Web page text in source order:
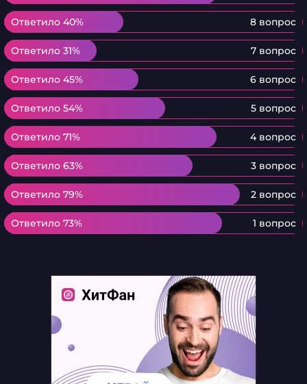
Ответило 40% 8 вопрос
Ответило 40%
Ответило 31% 7 вопрос
Ответило 31%
Ответило 45% 6 вопрос
Ответило 45%
Ответило 54% 5 вопрос
Ответило 54%
Ответило 71% 4 вопрос
Ответило 71%
Ответило 63% 3 вопрос
Ответило 63%
Ответило 79% 2 вопрос
Ответило 79%
Ответило 73% 1 вопрос
Ответило 73%